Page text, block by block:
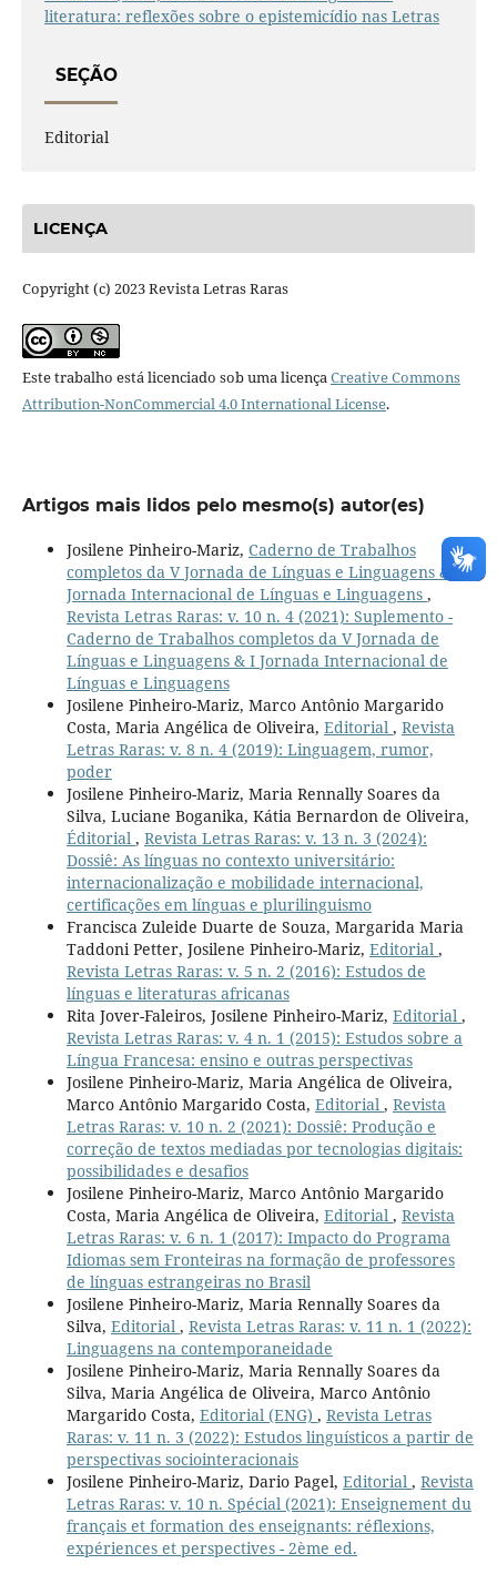
literatura: reflexões sobre o epistemicídio nas Letras
SEÇÃO
Editorial
LICENÇA
Copyright (c) 2023 Revista Letras Raras
Este trabalho está licenciado sob uma licençaCreative Commons
Attribution-NonCommercial 4.0 International License.
Artigos mais lidos pelo mesmo(s) autor(es)
Josilene Pinheiro-Mariz, Caderno de Trabalhos
completos da V Jornada de Línguas e Linguagens & I
Jornada Internacional de Línguas e Linguagens ,
Revista Letras Raras: v. 10 n. 4 (2021): Suplemento -
Caderno de Trabalhos completos da V Jornada de
Línguas e Linguagens & I Jornada Internacional de
Línguas e Linguagens
Josilene Pinheiro-Mariz, Marco Antônio Margarido
Costa, Maria Angélica de Oliveira, Editorial , Revista
Letras Raras: v. 8 n. 4 (2019): Linguagem, rumor,
poder
Josilene Pinheiro-Mariz, Maria Rennally Soares da
Silva, Luciane Boganika, Kátia Bernardon de Oliveira,
Éditorial , Revista Letras Raras: v. 13 n. 3 (2024):
Dossiê: As línguas no contexto universitário:
internacionalização e mobilidade internacional,
certificações em línguas e plurilinguismo
Francisca Zuleide Duarte de Souza, Margarida Maria
Taddoni Petter, Josilene Pinheiro-Mariz, Editorial ,
Revista Letras Raras: v. 5 n. 2 (2016): Estudos de
línguas e literaturas africanas
Rita Jover-Faleiros, Josilene Pinheiro-Mariz, Editorial ,
Revista Letras Raras: v. 4 n. 1 (2015): Estudos sobre a
Língua Francesa: ensino e outras perspectivas
Josilene Pinheiro-Mariz, Maria Angélica de Oliveira,
Marco Antônio Margarido Costa, Editorial , Revista
Letras Raras: v. 10 n. 2 (2021): Dossiê: Produção e
correção de textos mediadas por tecnologias digitais:
possibilidades e desafios
Josilene Pinheiro-Mariz, Marco Antônio Margarido
Costa, Maria Angélica de Oliveira, Editorial , Revista
Letras Raras: v. 6 n. 1 (2017): Impacto do Programa
Idiomas sem Fronteiras na formação de professores
de línguas estrangeiras no Brasil
Josilene Pinheiro-Mariz, Maria Rennally Soares da
Silva, Editorial , Revista Letras Raras: v. 11 n. 1 (2022):
Linguagens na contemporaneidade
Josilene Pinheiro-Mariz, Maria Rennally Soares da
Silva, Maria Angélica de Oliveira, Marco Antônio
Margarido Costa, Editorial (ENG) , Revista Letras
Raras: v. 11 n. 3 (2022): Estudos linguísticos a partir de
perspectivas sociointeracionais
Josilene Pinheiro-Mariz, Dario Pagel, Editorial , Revista
Letras Raras: v. 10 n. Spécial (2021): Enseignement du
français et formation des enseignants: réflexions,
expériences et perspectives - 2ème ed.